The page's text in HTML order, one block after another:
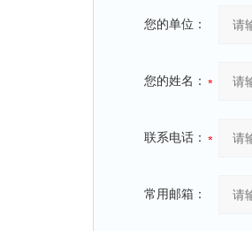
您的单位：
您的姓名：
联系电话：
常用邮箱：